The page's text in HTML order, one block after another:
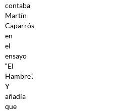
contaba
Martín
Caparrós
en
el
ensayo
“El
Hambre”.
Y
añadía
que